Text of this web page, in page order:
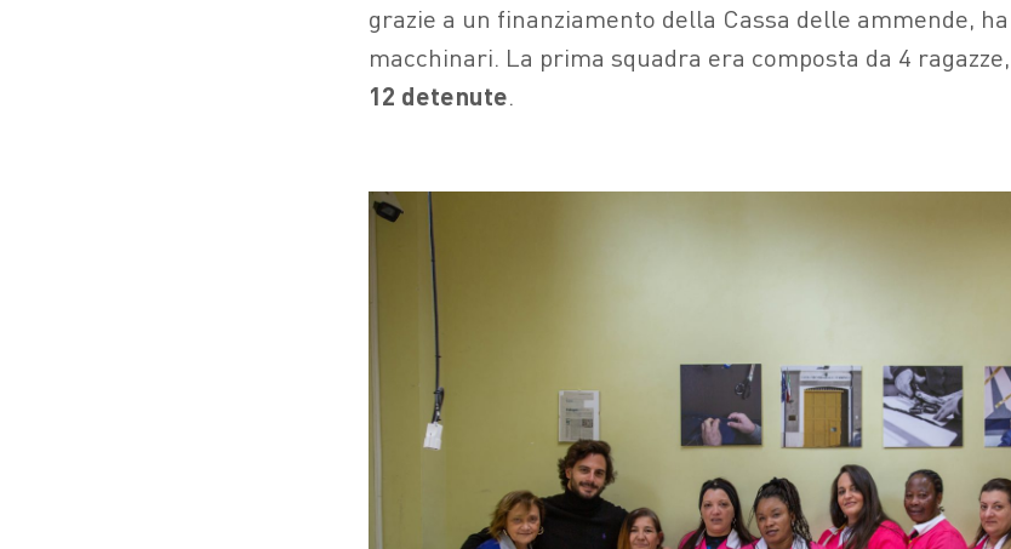
grazie a un finanziamento della Cassa delle ammende,
macchinari. La prima squadra era composta da 4
12 detenute.